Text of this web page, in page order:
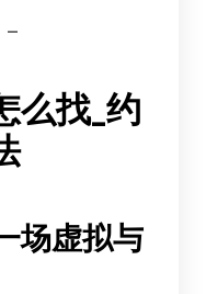
么找_约
场虚拟与